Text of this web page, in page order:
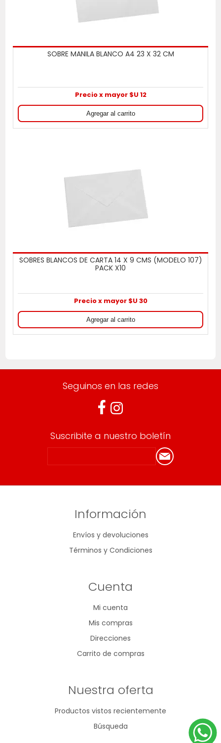
SOBRE MANILA BLANCO A4 23 X 32 CM
Precio x mayor $U 12
SOBRES BLANCOS DE CARTA 14 X 9 CMS (MODELO 107)
PACK X10
Precio x mayor $U 30
Seguinos en las redes
Suscribite a nuestro boletín
Información
Envíos y devoluciones
Términos y Condiciones
Cuenta
Mi cuenta
Mis compras
Direcciones
Carrito de compras
Nuestra oferta
Productos vistos recientemente
Búsqueda